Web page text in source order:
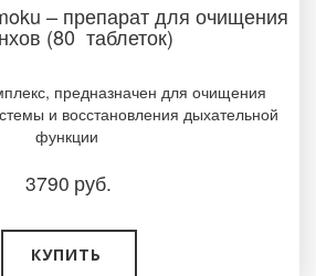
– препарат для очищения
(80 таблеток)­
предназначен для очищения
и восстановления дыхательной
функции
3790 руб.
КУПИТЬ